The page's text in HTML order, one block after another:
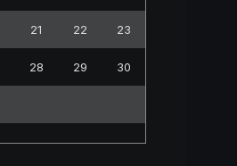
21 22 23
28 29 30